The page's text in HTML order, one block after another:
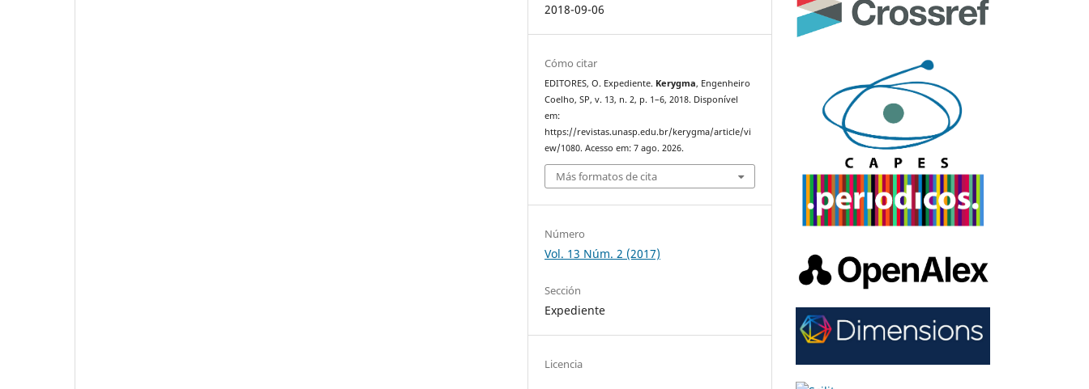
2018-09-06
Cómo citar
EDITORES, O. Expediente. Kerygma, Engenheiro
Coelho, SP, v. 13, n. 2, p. 1–6, 2018. Disponível
em:
https://revistas.unasp.edu.br/kerygma/article/vi
ew/1080. Acesso em: 7 ago. 2026.
Más formatos de cita
Número
Vol. 13 Núm. 2 (2017)
Sección
Expediente
Licencia